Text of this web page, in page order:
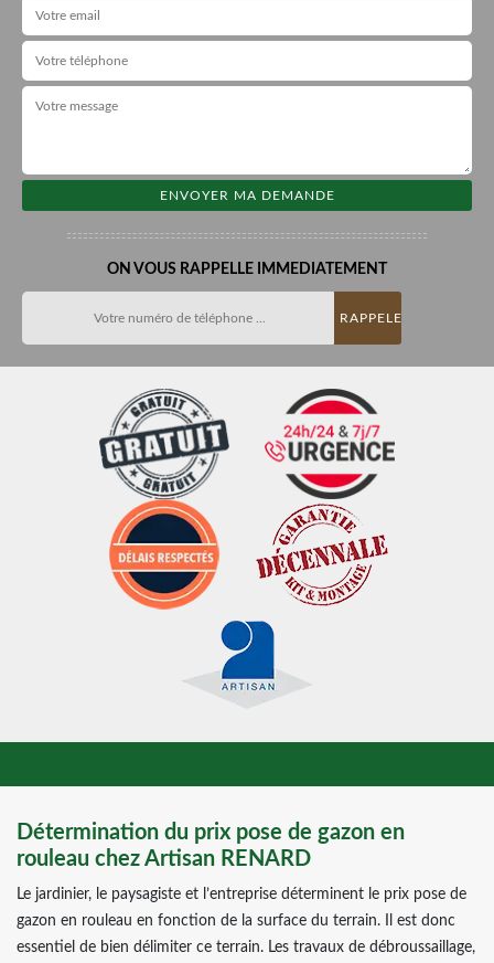
ON VOUS RAPPELLE IMMEDIATEMENT
Détermination du prix pose de gazon en
rouleau chez Artisan RENARD
Le jardinier, le paysagiste et l’entreprise déterminent le prix pose de
gazon en rouleau en fonction de la surface du terrain. Il est donc
essentiel de bien délimiter ce terrain. Les travaux de débroussaillage,